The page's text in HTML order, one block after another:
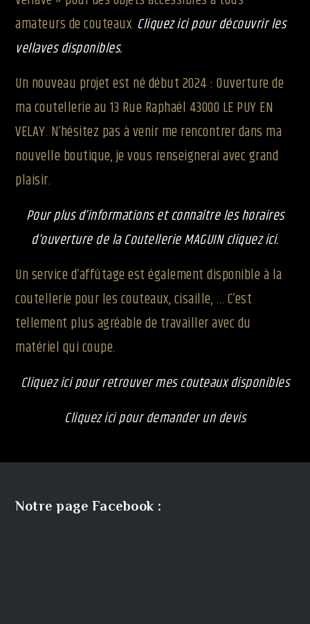
amateurs de couteaux. Cliquez ici pour découvrir les
vellaves disponibles.
Un nouveau projet est né début 2024 : Ouverture de
ma coutellerie au 13 Rue Raphaël 43000 LE PUY EN
VELAY. N’hésitez pas à venir me rencontrer dans ma
nouvelle boutique, je vous renseignerai avec grand
plaisir.
Pour plus d’informations et connaître les horaires
d’ouverture de la Coutellerie MAGUIN cliquez ici.
Un service d’affûtage est également disponible à la
coutellerie pour les couteaux, cisaille, … C’est
tellement plus agréable de travailler avec du
matériel qui coupe.
Cliquez ici pour retrouver mes couteaux disponibles
Cliquez ici pour demander un devis
Notre page Facebook :